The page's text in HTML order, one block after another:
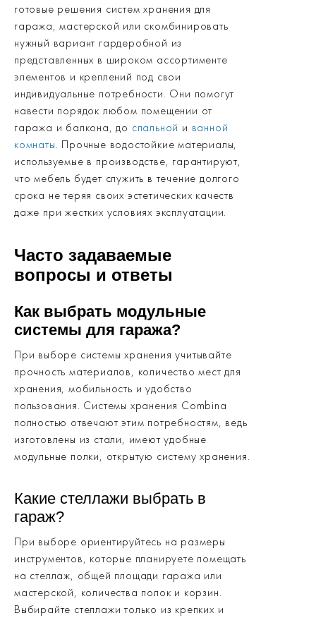
готовые решения систем хранения для
гаража, мастерской или скомбинировать
нужный вариант гардеробной из
представленных в широком ассортименте
элементов и креплений под свои
индивидуальные потребности. Они помогут
навести порядок любом помещении от
гаража и балкона, до спальной и ванной
комнаты. Прочные водостойкие материалы,
используемые в производстве, гарантируют,
что мебель будет служить в течение долгого
срока не теряя своих эстетических качеств
даже при жестких условиях эксплуатации.
Часто задаваемые
вопросы и ответы
Как выбрать модульные
системы для гаража?
При выборе системы хранения учитывайте
прочность материалов, количество мест для
хранения, мобильность и удобство
пользования. Системы хранения Combina
полностью отвечают этим потребностям, ведь
изготовлены из стали, имеют удобные
модульные полки, открытую систему хранения.
Какие стеллажи выбрать в
гараж?
При выборе ориентируйтесь на размеры
инструментов, которые планируете помещать
на стеллаж, общей площади гаража или
мастерской, количества полок и корзин.
Выбирайте стеллажи только из крепких и